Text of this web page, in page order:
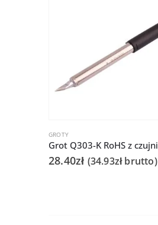
GROTY
28.40zł (34.93złbrutto)